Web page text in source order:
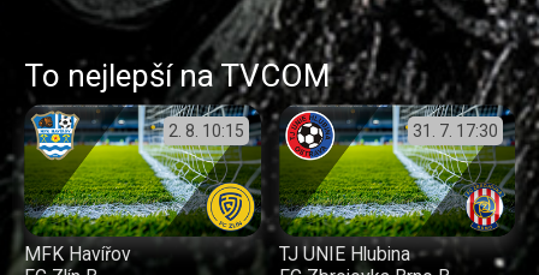
To nejlepší na TVCOM
2. 8. 10:15
MFK Havířov
31. 7. 17:30
TJ UNIE Hlubina